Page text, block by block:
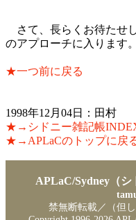
さて、長らくお待たせ
のアプローチに入ります。
★一つ前に戻る
1998年12月04日：田村
★→シドニー雑記帳
★→APLaCのトップに戻
APLaC/Sydney（シ
禁無断転載／（但